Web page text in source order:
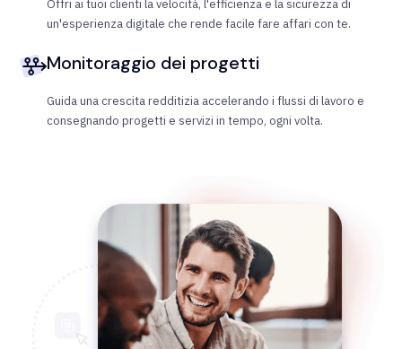
Offri ai tuoi clienti la velocità, l'efficienza e la sicurezza di
un'esperienza digitale che rende facile fare affari con te.
Monitoraggio dei progetti
Guida una crescita redditizia accelerando i flussi di lavoro e
consegnando progetti e servizi in tempo, ogni volta.